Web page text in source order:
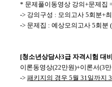
* 문제풀이동영상 강의+문제집
-> 강의구성 : 모의고사 5회분+
-> 문제집 : 예상모의고사 5회분
[청소년상담사3급 자격시험 대
이론동영상(22만원)+이론서(3
-> 패키지의 경우 5월 31일까지